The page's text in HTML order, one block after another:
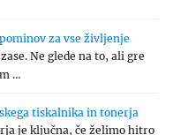
za vse življenje
Ne glede na to, ali gre
…
tiskalnika in tonerja
je ključna, če želimo hitro